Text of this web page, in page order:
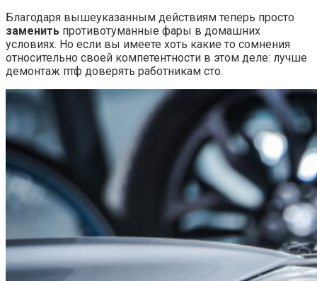
Благодаря вышеуказанным действиям теперь просто
заменить противотуманные фары в домашних
условиях. Но если вы имеете хоть какие то сомнения
относительно своей компетентности в этом деле: лучше
демонтаж птф доверять работникам сто.